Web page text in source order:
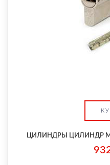
ЦИЛИНДРЫ ЦИЛИНДР